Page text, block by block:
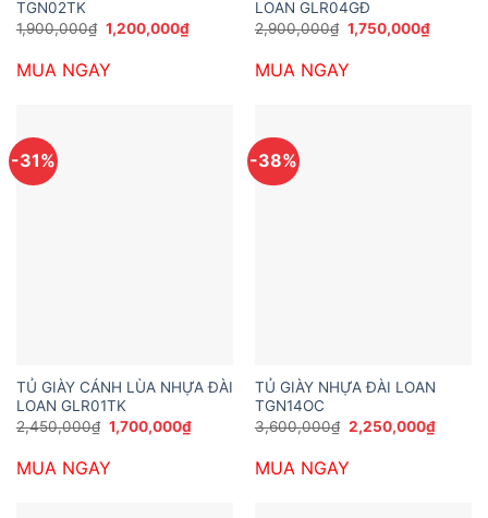
TGN02TK
1,900,000₫ Giá
gốc
1,900,000₫.
1,200,000₫Giá
hiện
MUA NGAY
LOAN GLR04GĐ
2,900,000₫ Giá
gốc
2,900,000₫.
1,750,000₫Giá
hiện
MUA NGAY
-31%
TỦ GIÀY CÁNH LÙA NHỰA ĐÀI
LOAN GLR01TK
2,450,000₫ Giá
gốc
2,450,000₫.
1,700,000₫Giá
hiện
MUA NGAY
-38%
TỦ GIÀY NHỰA ĐÀI LOAN
TGN14OC
3,600,000₫ Giá
gốc
3,600,000₫.
2,250,000₫Giá
hiện
MUA NGAY